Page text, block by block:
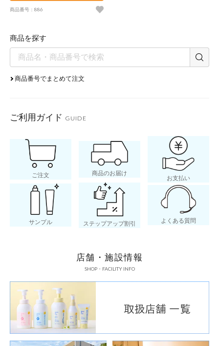
商品番号：886
商品を探す
商品番号でまとめて注文
ご利用ガイド GUIDE
ご注文 商品のお届け
お支払い
サンプル ステップアップ割引 よくある質問
店舗・施設情報
SHOP・FACILITY INFO